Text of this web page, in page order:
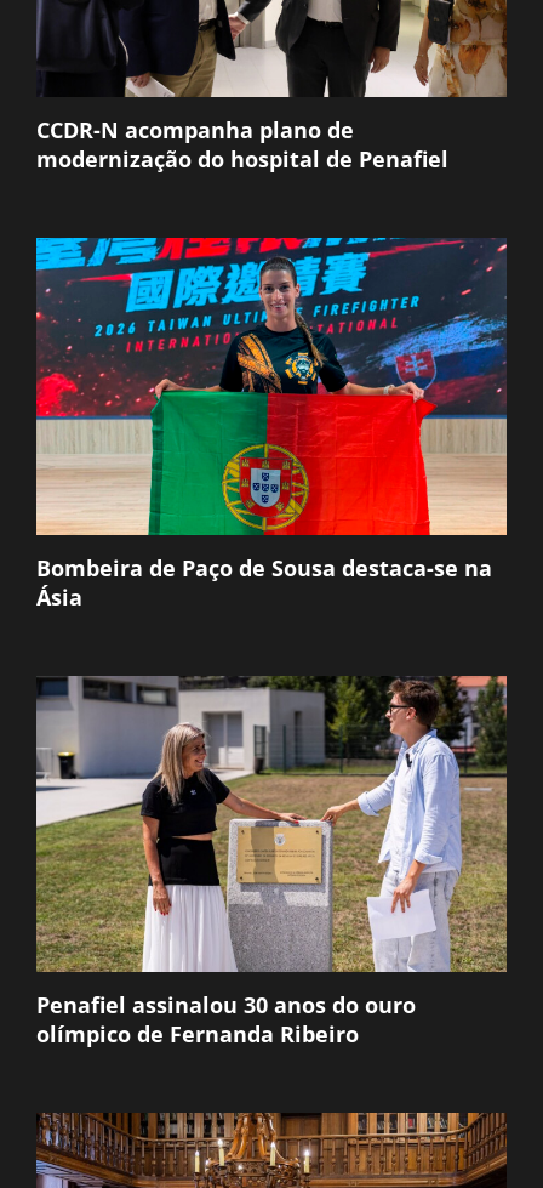
CCDR-N acompanha plano de
modernização do hospital de Penafiel
Bombeira de Paço de Sousa destaca-se na
Ásia
Penafiel assinalou 30 anos do ouro
olímpico de Fernanda Ribeiro